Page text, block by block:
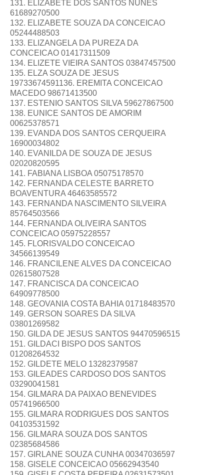
131. ELIZABETE DOS SANTOS NUNES
61689270500
132. ELIZABETE SOUZA DA CONCEICAO
05244488503
133. ELIZANGELA DA PUREZA DA
CONCEICAO 01417311509
134. ELIZETE VIEIRA SANTOS 03847457500
135. ELZA SOUZA DE JESUS
19733674591136. EREMITA CONCEICAO
MACEDO 98671413500
137. ESTENIO SANTOS SILVA 59627867500
138. EUNICE SANTOS DE AMORIM
00625378571
139. EVANDA DOS SANTOS CERQUEIRA
16900034802
140. EVANILDA DE SOUZA DE JESUS
02020820595
141. FABIANA LISBOA 05075178570
142. FERNANDA CELESTE BARRETO
BOAVENTURA 46463585572
143. FERNANDA NASCIMENTO SILVEIRA
85764503566
144. FERNANDA OLIVEIRA SANTOS
CONCEICAO 05975228557
145. FLORISVALDO CONCEICAO
34566139549
146. FRANCILENE ALVES DA CONCEICAO
02615807528
147. FRANCISCA DA CONCEICAO
64909778500
148. GEOVANIA COSTA BAHIA 01718483570
149. GERSON SOARES DA SILVA
03801269582
150. GILDA DE JESUS SANTOS 94470596515
151. GILDACI BISPO DOS SANTOS
01208264532
152. GILDETE MELO 13282379587
153. GILEADES CARDOSO DOS SANTOS
03290041581
154. GILMARA DA PAIXAO BENEVIDES
05741966500
155. GILMARA RODRIGUES DOS SANTOS
04103531592
156. GILMARA SOUZA DOS SANTOS
02385684586
157. GIRLANE SOUZA CUNHA 00347036597
158. GISELE CONCEICAO 05662943540